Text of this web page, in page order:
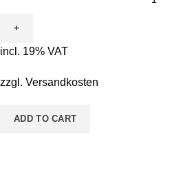
Ausmalen
-
Froschkönig
quantity
incl. 19% VAT
zzgl. Versandkosten
ADD TO CART